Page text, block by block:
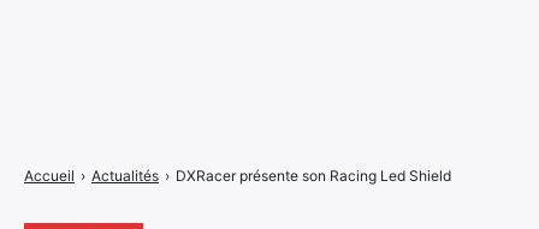
Accueil › Actualités › DXRacer présente son Racing Led Shield